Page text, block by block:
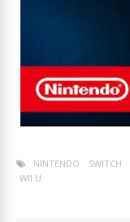
NINTENDO SWITCH
WII U